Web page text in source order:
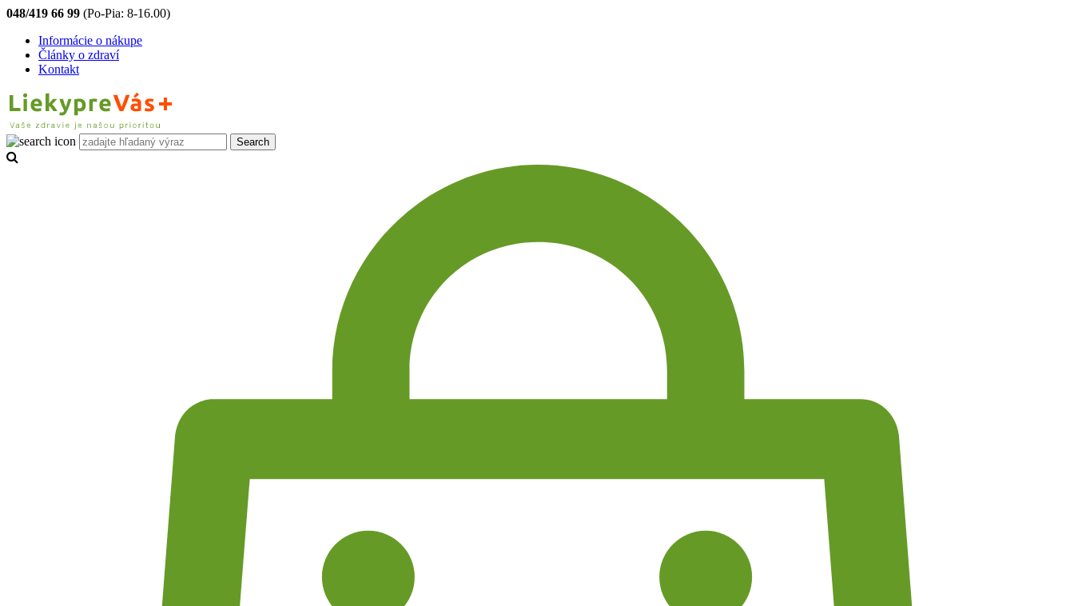
048/419 66 99 (Po-Pia: 8-16.00)
Informácie o nákupe
Články o zdraví
Kontakt